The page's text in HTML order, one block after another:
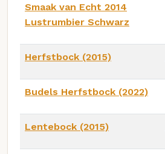
Smaak van Echt 2014
Lustrumbier Schwarz
Herfstbock (2015)
Budels Herfstbock (2022)
Lentebock (2015)